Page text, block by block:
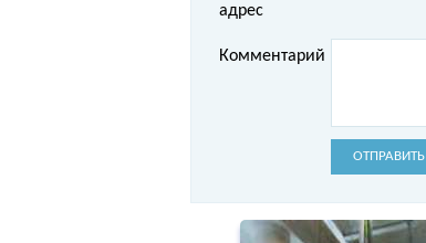
адрес
Комментарий
ОТПРАВИТЬ